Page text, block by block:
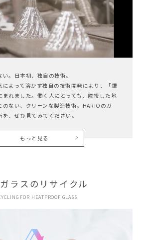
。日本初、独自の技術。
によって溶かす独自の技術開発により、「煙
まれました。働く人にとっても、隣接した地
のない、クリーンな製造技術。HARIOのガ
、ぜひ見てみてください。
もっと見る
ラスのリサイクル
FOR HEATPROOF GLASS